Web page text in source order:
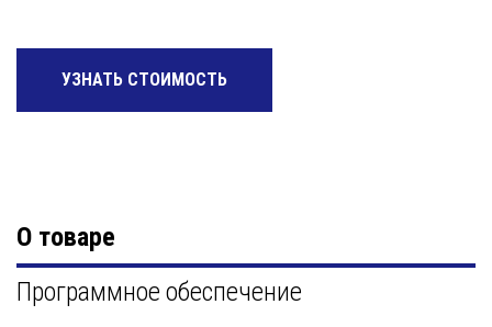
УЗНАТЬ СТОИМОСТЬ
О товаре
Программное обеспечение